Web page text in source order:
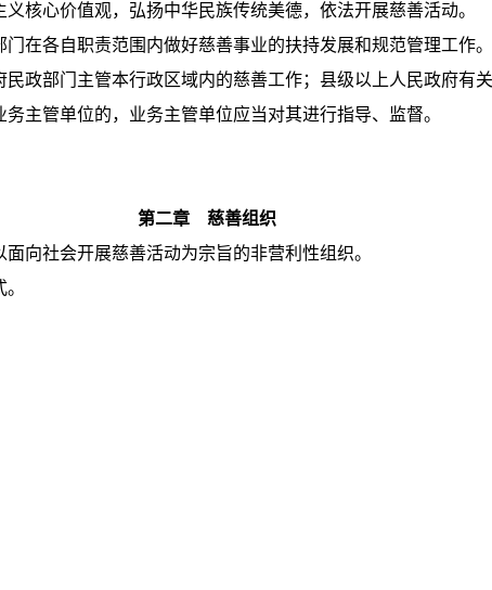
心价值观，弘扬中华民族传统美德，依法开展慈善活动。
各自职责范围内做好慈善事业的扶持发展和规范管理工作。
政部门主管本行政区域内的慈善工作；县级以上人民政府有
主管单位的，业务主管单位应当对其进行指导、监督。
第二章 慈善组织
向社会开展慈善活动为宗旨的非营利性组织。